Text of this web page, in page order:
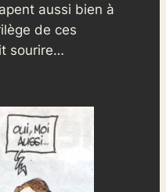
aussi bien à
de ces
sourire…